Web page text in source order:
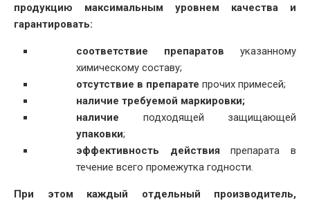
продукцию максимальным уровнем качества и
гарантировать:
соответствие препаратов указанному
химическому составу;
отсутствие в препарате прочих примесей;
наличие требуемой маркировки;
наличие подходящей защищающей
упаковки;
эффективность действия препарата в
течение всего промежутка годности.
При этом каждый отдельный производитель,